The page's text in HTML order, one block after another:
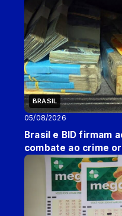
BRASIL
05/08/2026
Brasil e BID firmam
combate ao crime